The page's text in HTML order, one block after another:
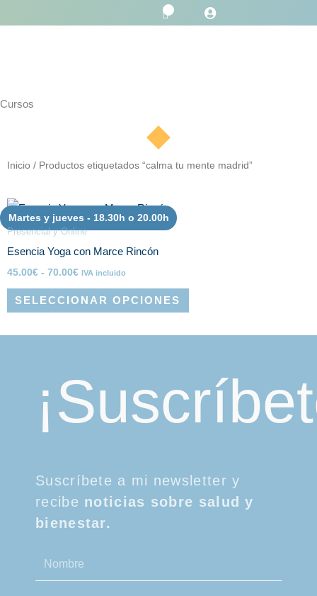
al
Carrito
Cursos
Inicio / Productos etiquetados “calma tu mente madrid”
Martes y jueves - 18.30h o 20.00h
Presencial y Online
Esencia Yoga con Marce Rincón
45.00€ - 70.00€
Rango
de
precios:
45.00€
70.00€
IVA incluido
SELECCIONAR OPCIONES
en
la
producto
Suscríbete a mi newsletter y
recibe noticias sobre salud y
bienestar.
Nombre